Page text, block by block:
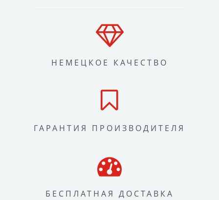
НЕМЕЦКОЕ КАЧЕСТВО
ГАРАНТИЯ ПРОИЗВОДИТЕЛЯ
БЕСПЛАТНАЯ ДОСТАВКА